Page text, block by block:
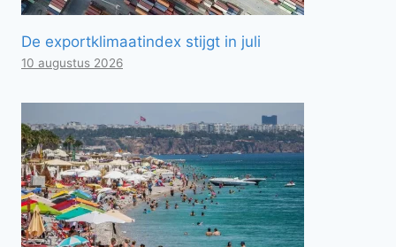
De exportklimaatindex stijgt in juli
10 augustus 2026